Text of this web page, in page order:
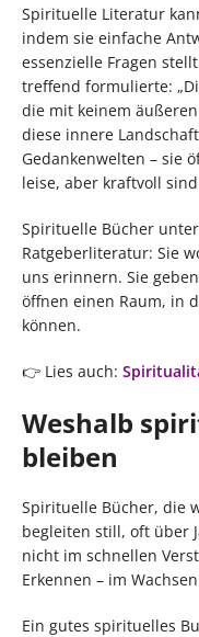
Spirituelle Literatur
indem sie einfache
essenzielle Fragen
treffend formulierte:
die mit keinem
diese innere
Gedankenwelten – sie
leise, aber kraftvoll
Spirituelle Bücher
Ratgeberliteratur: Sie
uns erinnern. Sie
öffnen einen Raum, in
können.
👉 Lies auch:
Weshalb
bleiben
Spirituelle Bücher, die
begleiten still, oft über
nicht im schnellen
Erkennen – im
Ein gutes spirituelles